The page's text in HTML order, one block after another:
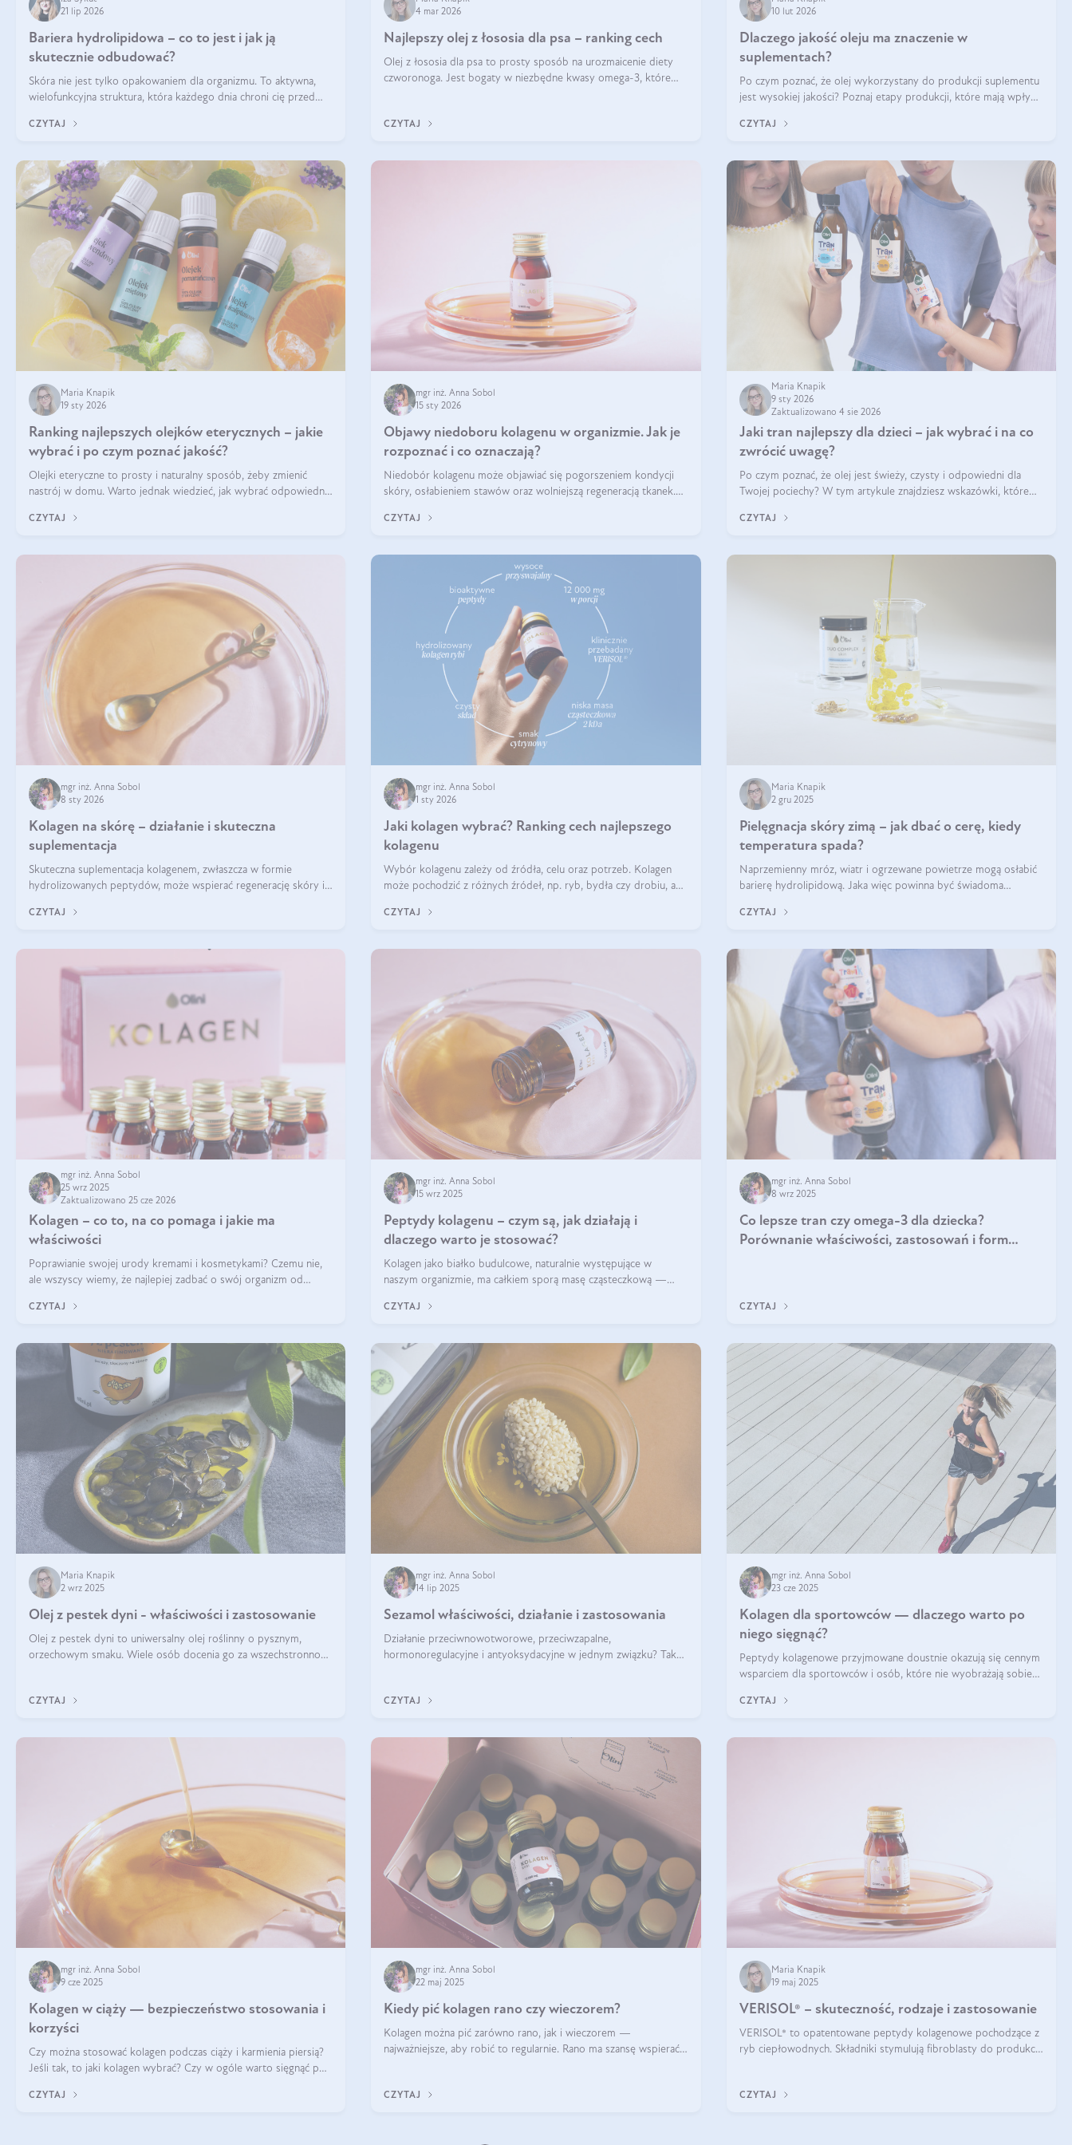
21 lip 2026
Bariera hydrolipidowa – co to jest i jak ją
skutecznie odbudować?
Skóra nie jest tylko opakowaniem dla organizmu. To aktywna,
wielofunkcyjna struktura, która każdego dnia chroni cię przed
środowiskowymi. Jednym z jej kluczowych elementów jest
CZYTAJ
4 mar 2026
Najlepszy olej z łososia dla psa – ranking cech
Olej z łososia dla psa to prosty sposób na urozmaicenie diety
czworonoga. Jest bogaty w niezbędne kwasy omega-3, które
uwagę?
CZYTAJ
10 lut 2026
Dlaczego jakość oleju ma znaczenie w
suplementach?
Po czym poznać, że olej wykorzystany do produkcji suplementu
jest wysokiej jakości? Poznaj etapy produkcji, które mają wpływ
CZYTAJ
Maria Knapik
19 sty 2026
Ranking najlepszych olejków eterycznych – jakie
wybrać i po czym poznać jakość?
Olejki eteryczne to prosty i naturalny sposób, żeby zmienić
nastrój w domu. Warto jednak wiedzieć, jak wybrać odpowiednie
eteryczne są najlepsze? Poznaj najważniejsze kryteria wyboru!
CZYTAJ
mgr inż. Anna Sobol
15 sty 2026
Objawy niedoboru kolagenu w organizmie. Jak je
rozpoznać i co oznaczają?
Niedobór kolagenu może objawiać się pogorszeniem kondycji
skóry, osłabieniem stawów oraz wolniejszą regeneracją tkanek.
skóry, bóle stawów, łamliwość paznokci oraz osłabienie włosów.
CZYTAJ
Maria Knapik
9 sty 2026
Zaktualizowano 4 sie 2026
Jaki tran najlepszy dla dzieci – jak wybrać i na co
zwrócić uwagę?
Po czym poznać, że olej jest świeży, czysty i odpowiedni dla
Twojej pociechy? W tym artykule znajdziesz wskazówki, które
CZYTAJ
mgr inż. Anna Sobol
8 sty 2026
Kolagen na skórę – działanie i skuteczna
suplementacja
Skuteczna suplementacja kolagenem, zwłaszcza w formie
hydrolizowanych peptydów, może wspierać regenerację skóry i
regularnością stosowania.
CZYTAJ
mgr inż. Anna Sobol
1 sty 2026
Jaki kolagen wybrać? Ranking cech najlepszego
kolagenu
Wybór kolagenu zależy od źródła, celu oraz potrzeb. Kolagen
może pochodzić z różnych źródeł, np. ryb, bydła czy drobiu, a
sprawdza się kolagen rybi, a dla wspierania stawów — kolagen
CZYTAJ
Maria Knapik
2 gru 2025
Pielęgnacja skóry zimą – jak dbać o cerę, kiedy
temperatura spada?
Naprzemienny mróz, wiatr i ogrzewane powietrze mogą osłabić
barierę hydrolipidową. Jaka więc powinna być świadoma
CZYTAJ
mgr inż. Anna Sobol
25 wrz 2025
Zaktualizowano 25 cze 2026
Kolagen – co to, na co pomaga i jakie ma
właściwości
Poprawianie swojej urody kremami i kosmetykami? Czemu nie,
ale wszyscy wiemy, że najlepiej zadbać o swój organizm od
zewnętrzny prezentował się zdrowo i atrakcyjnie. Stosowanie
CZYTAJ
mgr inż. Anna Sobol
15 wrz 2025
Peptydy kolagenu – czym są, jak działają i
dlaczego warto je stosować?
Kolagen jako białko budulcowe, naturalnie występujące w
naszym organizmie, ma całkiem sporą masę cząsteczkową —
formie, byłby trudno strawialny. Aby był lepiej przyswajalny i
CZYTAJ
mgr inż. Anna Sobol
8 wrz 2025
Co lepsze tran czy omega-3 dla dziecka?
Porównanie właściwości, zastosowań i form
CZYTAJ
Maria Knapik
2 wrz 2025
Olej z pestek dyni - właściwości i zastosowanie
Olej z pestek dyni to uniwersalny olej roślinny o pysznym,
orzechowym smaku. Wiele osób docenia go za wszechstronność,
CZYTAJ
mgr inż. Anna Sobol
14 lip 2025
Sezamol właściwości, działanie i zastosowania
Działanie przeciwnowotworowe, przeciwzapalne,
hormonoregulacyjne i antyoksydacyjne w jednym związku? Tak
swojej diety — być może to pierwsza ok
CZYTAJ
mgr inż. Anna Sobol
23 cze 2025
Kolagen dla sportowców — dlaczego warto po
niego sięgnąć?
Peptydy kolagenowe przyjmowane doustnie okazują się cennym
wsparciem dla sportowców i osób, które nie wyobrażają sobie
CZYTAJ
mgr inż. Anna Sobol
9 cze 2025
Kolagen w ciąży — bezpieczeństwo stosowania i
korzyści
Czy można stosować kolagen podczas ciąży i karmienia piersią?
Jeśli tak, to jaki kolagen wybrać? Czy w ogóle warto sięgnąć po
CZYTAJ
mgr inż. Anna Sobol
22 maj 2025
Kiedy pić kolagen rano czy wieczorem?
Kolagen można pić zarówno rano, jak i wieczorem —
najważniejsze, aby robić to regularnie. Rano ma szansę wspierać
CZYTAJ
Maria Knapik
19 maj 2025
VERISOL® – skuteczność, rodzaje i zastosowanie
VERISOL® to opatentowane peptydy kolagenowe pochodzące z
ryb ciepłowodnych. Składniki stymulują fibroblasty do produkcji
komórek skóry.
CZYTAJ